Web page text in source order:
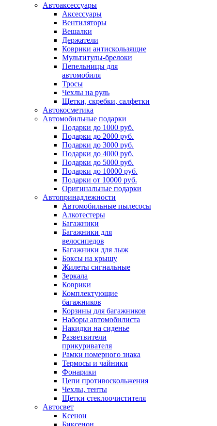
Автоаксессуары
Аксессуары
Вентиляторы
Вешалки
Держатели
Коврики антискользящие
Мультитулы-брелоки
Пепельницы для
автомобиля
Тросы
Чехлы на руль
Щетки, скребки, салфетки
Автокосметика
Автомобильные подарки
Подарки до 1000 руб.
Подарки до 2000 руб.
Подарки до 3000 руб.
Подарки до 4000 руб.
Подарки до 5000 руб.
Подарки до 10000 руб.
Подарки от 10000 руб.
Оригинальные подарки
Автопринадлежности
Автомобильные пылесосы
Алкотестеры
Багажники
Багажники для
велосипедов
Багажники для лыж
Боксы на крышу
Жилеты сигнальные
Зеркала
Коврики
Комплектующие
багажников
Корзины для багажников
Наборы автомобилиста
Накидки на сиденье
Разветвители
прикуривателя
Рамки номерного знака
Термосы и чайники
Фонарики
Цепи противоскольжения
Чехлы, тенты
Щетки стеклоочистителя
Автосвет
Ксенон
Биксенон